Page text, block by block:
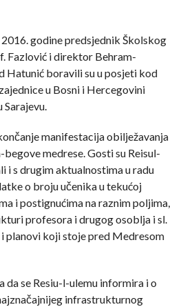
godine predsjednik Školskog
Fazlović i direktor Behram-
Hatunić boravili su u posjeti kod
u Bosni i Hercegovini
Sarajevu.
manifestacija obilježavanja
medrese. Gosti su Reisul-
i s drugim aktualnostima u radu
o broju učenika u tekućoj
i postignućima na raznim poljima,
profesora i drugog osoblja i sl.
planovi koji stoje pred Medresom
da se Resiu-l-ulemu informira i o
infrastrukturnog